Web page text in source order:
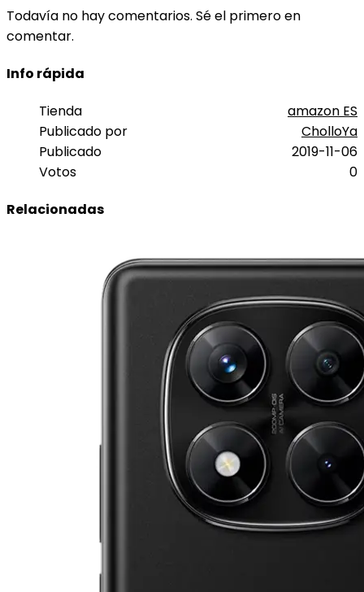
Todavía no hay comentarios. Sé el primero en
comentar.
Info rápida
Tienda
amazon ES
Publicado por
CholloYa
Publicado
2019-11-06
Votos
0
Relacionadas